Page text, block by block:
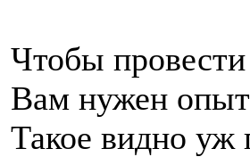
Чтобы
Вам нужен
Такое видно уж